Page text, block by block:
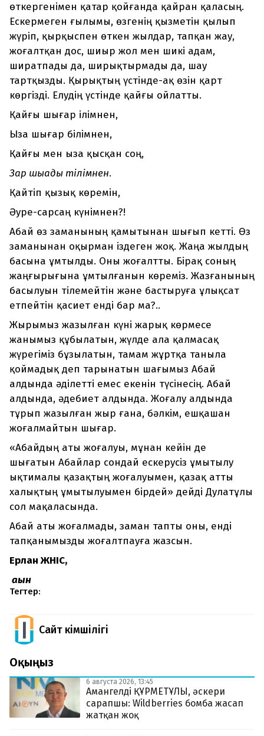
өткергенімен қатар қойғанда қайран қаласың.
Ескермеген ғылымы, өзгенің қызметін қылып
жүріп, қырқыспен өткен жылдар, тапқан жау,
жоғалтқан дос, шиыр жол мен шикі адам,
ширатпады да, ширықтырмады да, шау
тартқызды. Қырықтың үстінде-ақ өзін қарт
көргізді. Елудің үстінде қайғы ойлатты.
Қайғы шығар ілімнен,
Ыза шығар білімнен,
Қайғы мен ыза қысқан соң,
Зар шығады тілімнен.
Қайтіп қызық көремін,
Әуре-сарсаң күнімнен?!
Абай өз заманының қамытынан шығып кетті. Өз
заманынан оқырман іздеген жоқ. Жаңа жылдың
басына ұмтылды. Оны жоғалтты. Бірақ соның
жаңғырығына ұмтылғанын көреміз. Жазғанының
басылуын тілемейтін және бастыруға ұлықсат
етпейтін қасиет енді бар ма?..
Жырымыз жазылған күні жарық көрмесе
жанымыз құбылатын, жүлде ала қалмасақ
жүрегіміз бұзылатын, тамам жұртқа таныла
қоймадық деп тарынатын шағымыз Абай
алдында әділетті емес екенін түсінесің. Абай
алдында, әдебиет алдында. Жоғалу алдында
тұрып жазылған жыр ғана, бәлкім, ешқашан
жоғалмайтын шығар.
«Абайдың аты жоғалуы, мұнан кейін де
шығатын Абайлар сондай ескерусіз ұмытылу
ықтималы қазақтың жоғалуымен, қазақ атты
халықтың ұмытылуымен бірдей» дейді Дулатұлы
сол мақаласында.
Абай аты жоғалмады, заман тапты оны, енді
тапқанымызды жоғалтпауға жазсын.
Ерлан ЖҮНІС,
ақын
Тегтер:
Сайт Әкімшілігі
Оқыңыз
6 августа 2026, 13:45
Амангелді ҚҰРМЕТҰЛЫ, әскери
сарапшы: Wildberries бомба жасап
жатқан жоқ